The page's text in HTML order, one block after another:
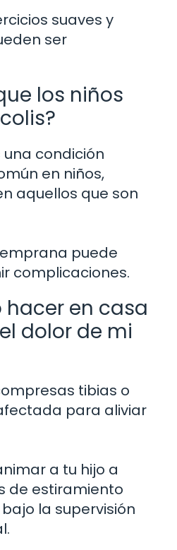
suaves y
ser
los niños
una condición
en niños,
aquellos que son
puede
complicaciones.
hacer en casa
dolor de mi
tibias o
para aliviar
a tu hijo a
de estiramiento
la supervisión